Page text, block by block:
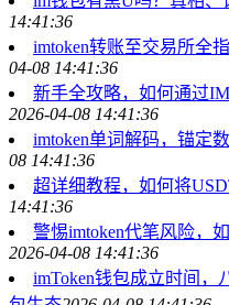
14:41:36
imtoken转账至交易所全
04-08 14:41:36
新手全攻略，如何通过
2026-04-08 14:41:36
imtoken单词解码，锚定
08 14:41:36
超详细教程，如何将
14:41:36
警惕imtoken代笔风险，
2026-04-08 14:41:36
imToken钱包成立时间，